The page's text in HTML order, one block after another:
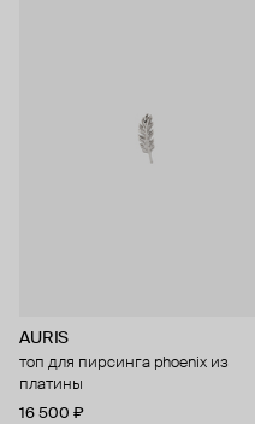
AURIS
топ для пирсинга phoenix из
платины
16 500 ₽